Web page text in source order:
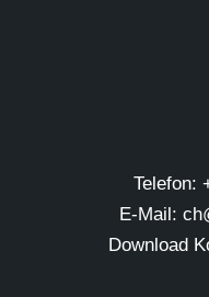
Telefon:
E-Mail:
Download